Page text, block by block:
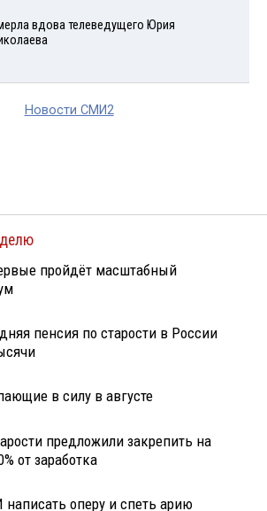
вдова телеведущего Юрия
Новости СМИ2
пройдёт масштабный
пенсия по старости в России
в силу в августе
предложили закрепить на
от заработка
оперу и спеть арию